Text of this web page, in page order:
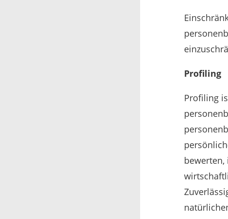
Profiling
Profiling
bewerten,